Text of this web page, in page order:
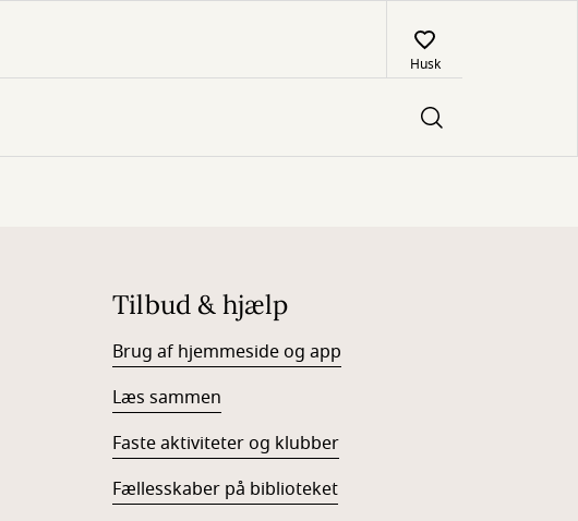
Husk
Tilbud & hjælp
Brug af hjemmeside og app
Læs sammen
Faste aktiviteter og klubber
Fællesskaber på biblioteket